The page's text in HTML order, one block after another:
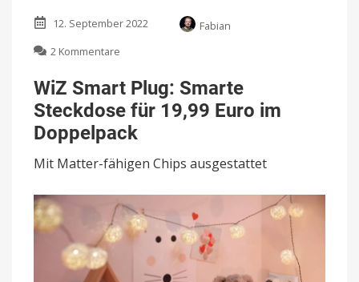
12. September 2022
Fabian
2 Kommentare
Smart
Plug:
Smarte
Steckdose
für
19,99
Euro
Doppelpack
WiZ Smart Plug: Smarte
Steckdose für 19,99 Euro im
Doppelpack
Mit Matter-fähigen Chips ausgestattet